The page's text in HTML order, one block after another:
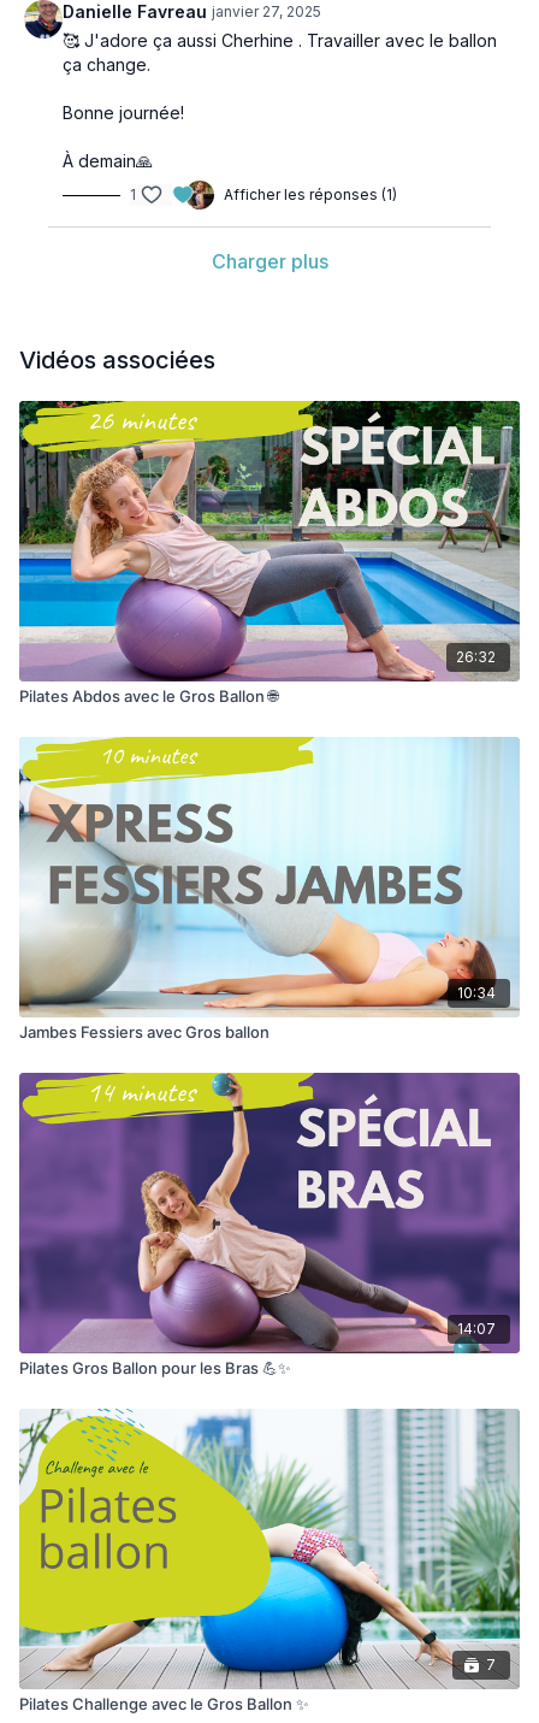
Danielle Favreau janvier 27, 2025
🥰 J'adore ça aussi Cherhine . Travailler avec le ballon
ça change.
Bonne journée!
À demain🙏
1 Afficher les réponses (1)
Charger plus
Vidéos associées
26:32
Pilates Abdos avec le Gros Ballon 🌐
10:34
Jambes Fessiers avec Gros ballon
14:07
Pilates Gros Ballon pour les Bras 💪✨
7
Pilates Challenge avec le Gros Ballon ✨